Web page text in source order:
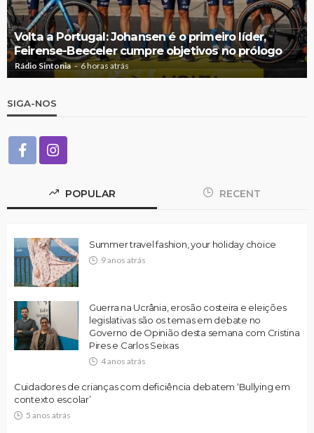
Volta a Portugal: Johansen é o primeiro líder,
Feirense-Beeceler cumpre objetivos no prólogo
Rádio Sintonia 6 horas atrás
SIGA-NOS
POPULAR RECENT
Summer travel fashion, your holiday choice
9 anos atrás
Guerra na Ucrânia, erosão costeira e eleições
legislativas são os temas em debate no
Governo de Opinião desta semana com Cristina
Pires e Carlos Seixas
4 anos atrás
Cuidadores de crianças com deficiência debatem ‘Bullying em
contexto escolar’
5 anos atrás